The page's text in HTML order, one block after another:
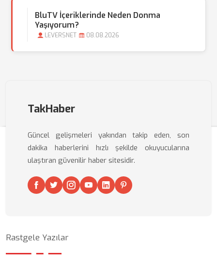
BluTV İçeriklerinde Neden Donma
Yaşıyorum?
LEVERSNET 08.08.2026
TakHaber
Güncel gelişmeleri yakından takip eden, son
dakika haberlerini hızlı şekilde okuyucularına
ulaştıran güvenilir haber sitesidir.
Rastgele Yazılar